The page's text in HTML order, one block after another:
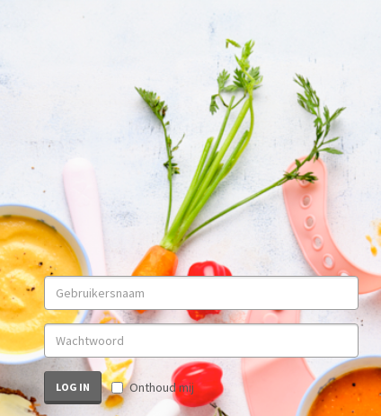
Onthoud mij